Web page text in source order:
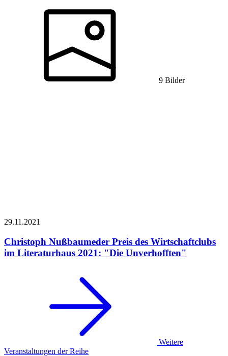
9 Bilder
29.11.2021
Christoph Nußbaumeder Preis des Wirtschaftclubs
im Literaturhaus 2021: "Die Unverhofften"
Weitere
Veranstaltungen der Reihe